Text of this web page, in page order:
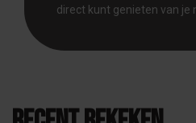
direct kunt genieten van je